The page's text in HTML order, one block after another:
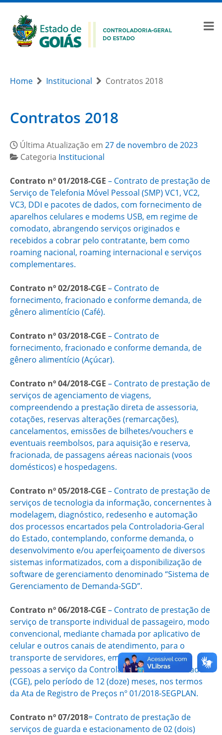
Home Institucional Contratos 2018
Contratos 2018
Última Atualização em 27 de novembro de 2023
Categoria Institucional
Contrato nº 01/2018-CGE – Contrato de prestação de
Serviço de Telefonia Móvel Pessoal (SMP) VC1, VC2,
VC3, DDI e pacotes de dados, com fornecimento de
aparelhos celulares e modems USB, em regime de
comodato, abrangendo serviços originados e
recebidos a cobrar pelo contratante, bem como
roaming nacional, roaming internacional e serviços
complementares.
Contrato nº 02/2018-CGE – Contrato de
fornecimento, fracionado e conforme demanda, de
gênero alimentício (Café).
Contrato nº 03/2018-CGE – Contrato de
fornecimento, fracionado e conforme demanda, de
gênero alimentício (Açúcar).
Contrato nº 04/2018-CGE – Contrato de prestação de
serviços de agenciamento de viagens,
compreendendo a prestação direta de assessoria,
cotações, reservas alterações (remarcações),
cancelamentos, emissões de bilhetes/vouchers e
eventuais reembolsos, para aquisição e reserva,
fracionada, de passagens aéreas nacionais (voos
domésticos) e hospedagens.
Contrato nº 05/2018-CGE – Contrato de prestação de
serviços de tecnologia da informação, concernentes à
modelagem, diagnóstico, redesenho e automação
dos processos encartados pela Controladoria-Geral
do Estado, contemplando, conforme demanda, o
desenvolvimento e/ou aperfeiçoamento de diversos
sistemas informatizados, com a disponibilização de
software de gerenciamento denominado “Sistema de
Gerenciamento de Demanda-SGD”.
Contrato nº 06/2018-CGE – Contrato de prestação de
serviço de transporte individual de passageiro, modo
convencional, mediante chamada por aplicativo de
celular e outros canais de atendimento, para o
transporte de servidores, empregados e demais
pessoas a serviço da Controladoria-Geral do Estado
(CGE), pelo período de 12 (doze) meses, nos termos
da Ata de Registro de Preços nº 01/2018-SEGPLAN.
Contrato nº 07/2018= Contrato de prestação de
serviços de guarda e estacionamento de 02 (dois)